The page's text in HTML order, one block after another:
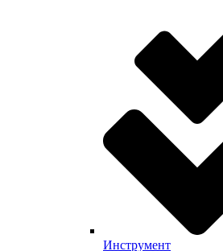
Инструмент